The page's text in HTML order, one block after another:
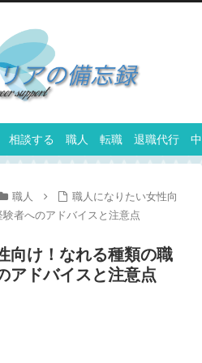
相談する 職人 転職 退職代行
職人
職人になりたい女性向
者へのアドバイスと注意点
向け！なれる種類の職
アドバイスと注意点